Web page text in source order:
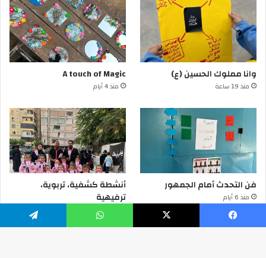
وانا مملوك الحسين (ع)
منذ 19 ساعة
A touch of Magic
منذ 4 أيام
فن التحدث أمام الجمهور
منذ 6 أيام
أنشطة كشفية، تربوية،
ترفيهية
فيسبوك ‫X واتساب تيلقرام